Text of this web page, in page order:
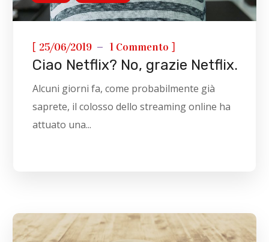
[ 25/06/2019 1 Commento ]
Ciao Netflix? No, grazie Netflix.
Alcuni giorni fa, come probabilmente già
saprete, il colosso dello streaming online ha
attuato una...